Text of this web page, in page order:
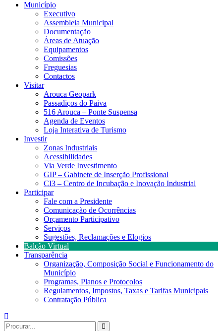
Município
Executivo
Assembleia Municipal
Documentação
Áreas de Atuação
Equipamentos
Comissões
Freguesias
Contactos
Visitar
Arouca Geopark
Passadiços do Paiva
516 Arouca – Ponte Suspensa
Agenda de Eventos
Loja Interativa de Turismo
Investir
Zonas Industriais
Acessibilidades
Via Verde Investimento
GIP – Gabinete de Inserção Profissional
CI3 – Centro de Incubação e Inovação Industrial
Participar
Fale com a Presidente
Comunicação de Ocorrências
Orçamento Participativo
Serviços
Sugestões, Reclamações e Elogios
Balcão Virtual
Transparência
Organização, Composição Social e Funcionamento do
Município
Programas, Planos e Protocolos
Regulamentos, Impostos, Taxas e Tarifas Municipais
Contratação Pública